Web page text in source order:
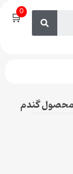
🛒0
محصول گندم